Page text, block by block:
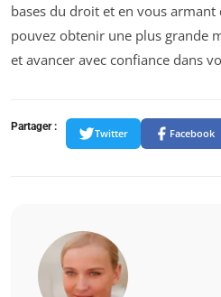
bases du droit et en vous armant
pouvez obtenir une plus grande
et avancer avec confiance dans
Partager :
Twitter Facebook